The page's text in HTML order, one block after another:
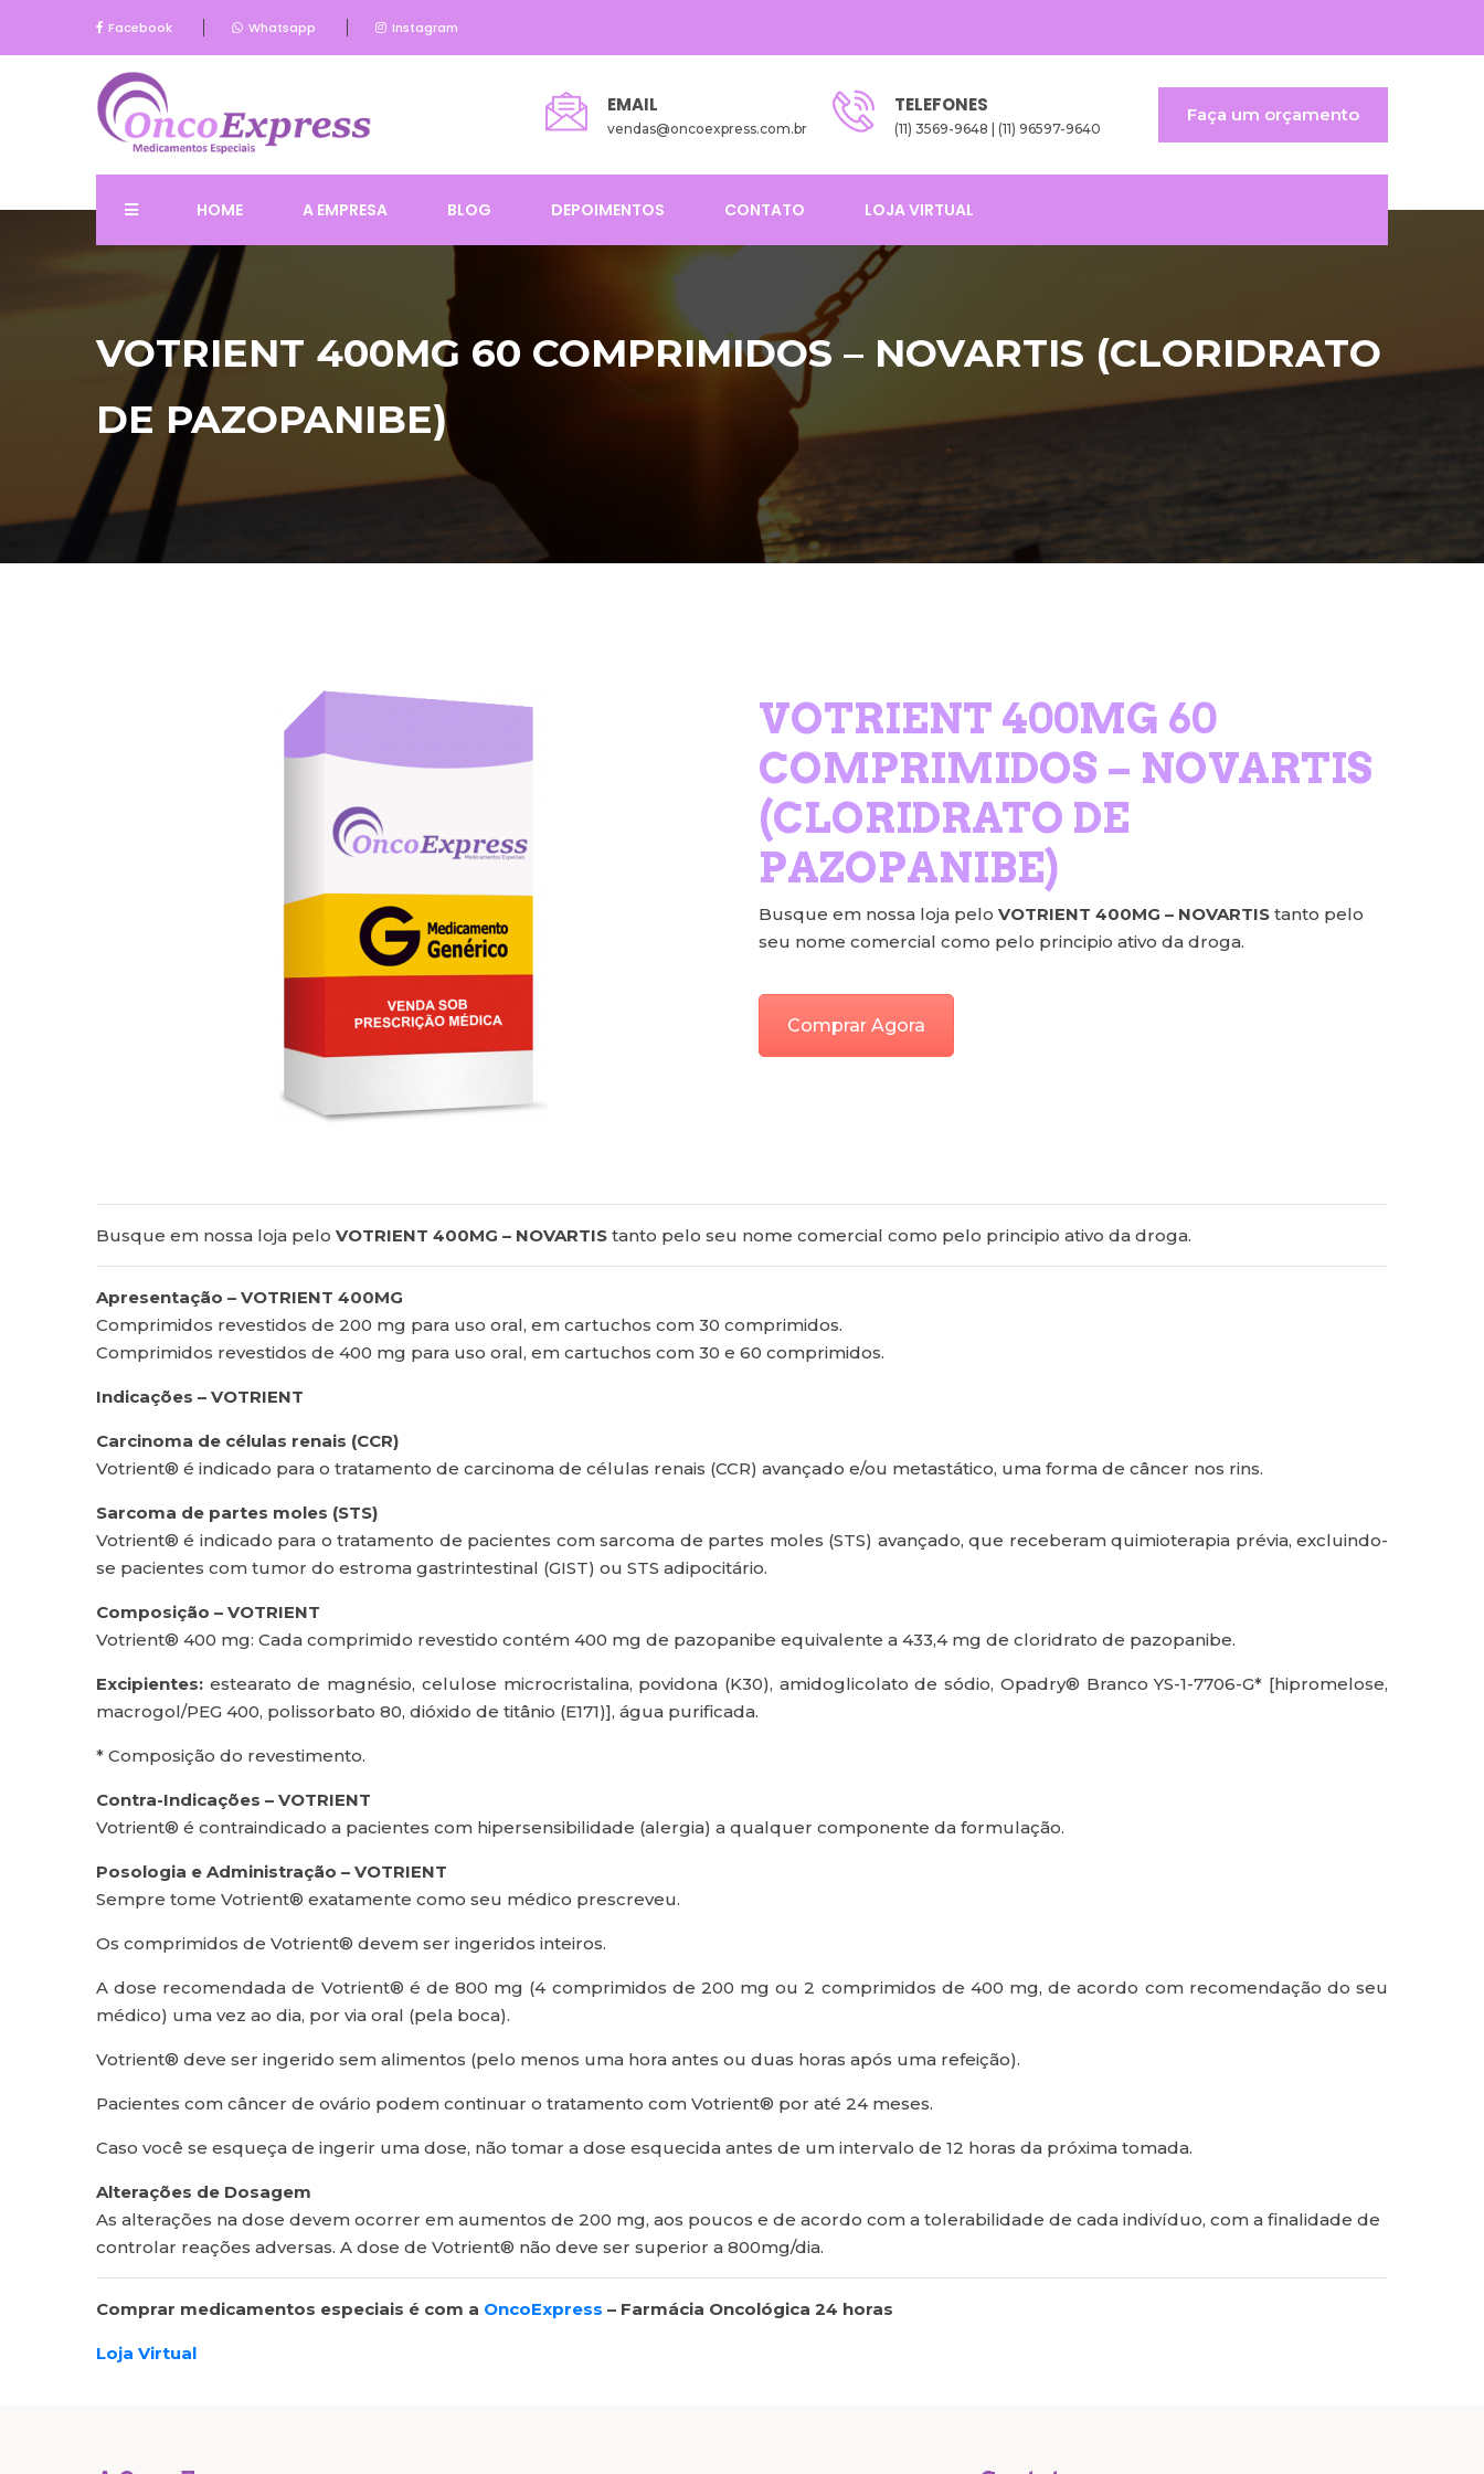
Facebook Whatsapp Instagram
EMAIL
vendas@oncoexpress.com.br
TELEFONES
(11) 3569-9648 | (11) 96597-9640
Faça um orçamento
HOME A EMPRESA BLOG DEPOIMENTOS CONTATO LOJA VIRTUAL
VOTRIENT 400MG 60 COMPRIMIDOS – NOVARTIS (CLORIDRATO
DE PAZOPANIBE)
VOTRIENT 400MG 60
COMPRIMIDOS – NOVARTIS
(CLORIDRATO DE
PAZOPANIBE)
Busque em nossa loja pelo VOTRIENT 400MG – NOVARTIS tanto pelo
seu nome comercial como pelo principio ativo da droga.
Comprar Agora
Busque em nossa loja pelo VOTRIENT 400MG – NOVARTIS tanto pelo seu nome comercial como pelo principio ativo da droga.
Apresentação – VOTRIENT 400MG
Comprimidos revestidos de 200 mg para uso oral, em cartuchos com 30 comprimidos.
Comprimidos revestidos de 400 mg para uso oral, em cartuchos com 30 e 60 comprimidos.
Indicações – VOTRIENT
Carcinoma de células renais (CCR)
Votrient® é indicado para o tratamento de carcinoma de células renais (CCR) avançado e/ou metastático, uma forma de câncer nos rins.
Sarcoma de partes moles (STS)
Votrient® é indicado para o tratamento de pacientes com sarcoma de partes moles (STS) avançado, que receberam quimioterapia prévia, excluindo-
se pacientes com tumor do estroma gastrintestinal (GIST) ou STS adipocitário.
Composição – VOTRIENT
Votrient® 400 mg: Cada comprimido revestido contém 400 mg de pazopanibe equivalente a 433,4 mg de cloridrato de pazopanibe.
Excipientes: estearato de magnésio, celulose microcristalina, povidona (K30), amidoglicolato de sódio, Opadry® Branco YS-1-7706-G* [hipromelose,
macrogol/PEG 400, polissorbato 80, dióxido de titânio (E171)], água purificada.
* Composição do revestimento.
Contra-Indicações – VOTRIENT
Votrient® é contraindicado a pacientes com hipersensibilidade (alergia) a qualquer componente da formulação.
Posologia e Administração – VOTRIENT
Sempre tome Votrient® exatamente como seu médico prescreveu.
Os comprimidos de Votrient® devem ser ingeridos inteiros.
A dose recomendada de Votrient® é de 800 mg (4 comprimidos de 200 mg ou 2 comprimidos de 400 mg, de acordo com recomendação do seu
médico) uma vez ao dia, por via oral (pela boca).
Votrient® deve ser ingerido sem alimentos (pelo menos uma hora antes ou duas horas após uma refeição).
Pacientes com câncer de ovário podem continuar o tratamento com Votrient® por até 24 meses.
Caso você se esqueça de ingerir uma dose, não tomar a dose esquecida antes de um intervalo de 12 horas da próxima tomada.
Alterações de Dosagem
As alterações na dose devem ocorrer em aumentos de 200 mg, aos poucos e de acordo com a tolerabilidade de cada indivíduo, com a finalidade de
controlar reações adversas. A dose de Votrient® não deve ser superior a 800mg/dia.
Comprar medicamentos especiais é com a OncoExpress – Farmácia Oncológica 24 horas
Loja Virtual